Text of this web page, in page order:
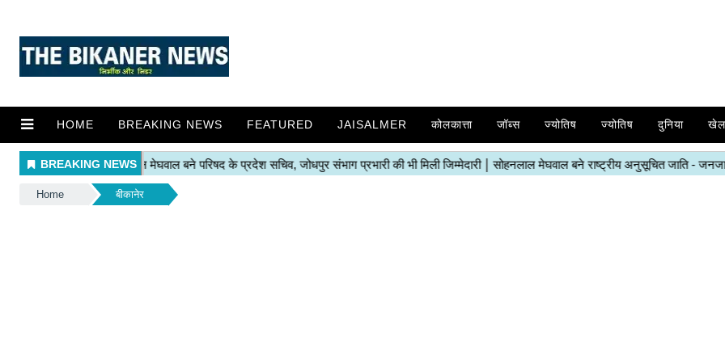
HOME BREAKING NEWS FEATURED JAISALMER कोलकात्ता जॉब्स ज्योतिष ज्योतिष दुनिया खेल
Home बीकानेर